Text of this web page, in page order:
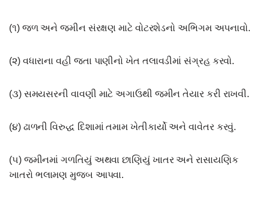
(૧) જળ અને જમીન સંરક્ષણ માટે વોટરશેડનો અભિગમ અપનાવો.
(૨) વધારાના વહી જતા પાણીનો ખેત તલાવડીમાં સંગ્રહ કરવો.
(૩) સમયસરની વાવણી માટે અગાઉથી જમીન તેયાર કરી રાખવી.
(૪) ઢાળની વિરુદ્ધ દિશામાં તમામ ખેતીકાર્યો અને વાવેતર કરવું.
(૫) જમીનમાં ગળતિયું અથવા છાણિયું ખાતર અને રાસાયણિક
ખાતરો ભલામણ મુજબ આપવા.